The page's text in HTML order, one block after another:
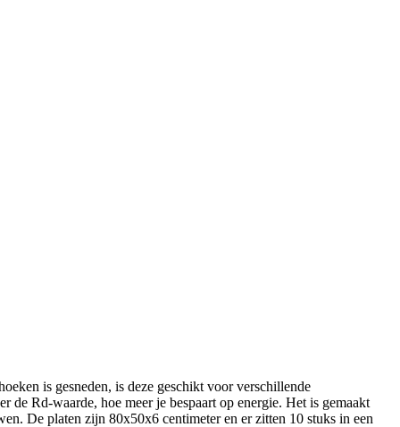
is gesneden, is deze geschikt voor verschillende
Rd-waarde, hoe meer je bespaart op energie. Het is gemaakt
De platen zijn 80x50x6 centimeter en er zitten 10 stuks in een